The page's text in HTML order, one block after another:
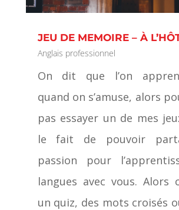
JEU DE MEMOIRE – À
Anglais professionnel
On dit que l’on
quand on s’amuse, alors
pas essayer un de mes
le fait de pouvoir
passion pour
langues avec vous. Alors
un quiz, des mots croisés